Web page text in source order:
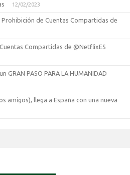
12/02/2023
de Cuentas Compartidas de
Compartidas de @NetflixES
GRAN PASO PARA LA HUMANIDAD
amigos), llega a España con una nueva